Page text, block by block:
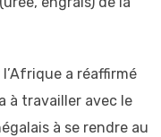
a réaffirmé
à travailler avec le
à se rendre au